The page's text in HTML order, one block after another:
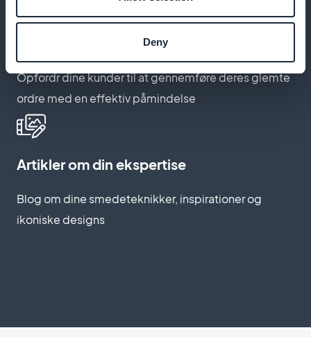
Deny
Automatisk genstart af forladt
Opfordr dine kunder til at gennemføre deres glemte
ordre med en effektiv påmindelse
Artikler om din ekspertise
Blog om dine smedeteknikker, inspirationer og
ikoniske designs